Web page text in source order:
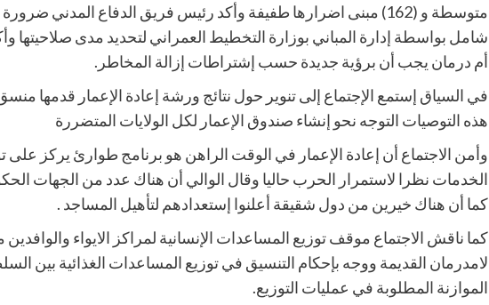
متوسطة و (162) مبنى اضرارها طفيفة وأكد رئيس فريق الدفاع
شامل بواسطة إدارة المباني بوزارة التخطيط العمراني لتحديد مدى صلاحيتها
أم درمان يجب أن برؤية جديدة حسب إشتراطات إزالة المخاطر.
في السياق إستمع الإجتماع إلى تنوير حول نتائج ورشة إعادة الإعمار قدمها
هذه التوصيات التوجه نحو إنشاء صندوق الإعمار لكل الولايات المتضررة
وأمن الاجتماع أن إعادة الإعمار في الوقت الراهن هو برنامج طوارئ يركز على
الخدمات نظرا لاستمرار الحرب حاليا وقال الوالي أن هناك عدد من الجهات
كما أن هناك خيرين من دول شقيقة أعلنوا إستعدادهم لتأهيل المساجد .
كما ناقش الاجتماع موقف توزيع المساعدات الإنسانية لمراكز الايواء
لامدرمان القديمة ووجه بإحكام التنسيق في توزيع المساعدات الغذائية بين
الموازنة المطلوبة في عمليات التوزيع.